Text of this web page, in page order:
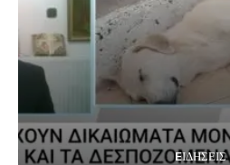
EΙΔΗΣΕΙΣ